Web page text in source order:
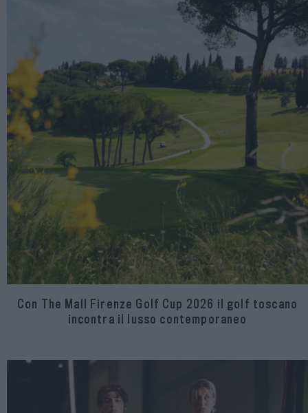
Con The Mall Firenze Golf Cup 2026 il golf toscano
incontra il lusso contemporaneo